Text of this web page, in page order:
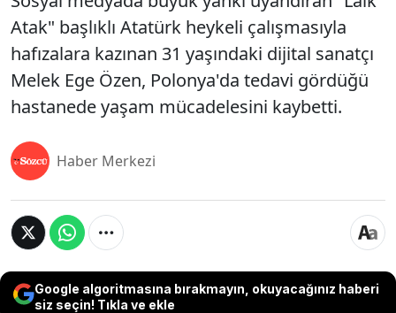
Atak" başlıklı Atatürk heykeli çalışmasıyla
hafızalara kazınan 31 yaşındaki dijital sanatçı
Melek Ege Özen, Polonya'da tedavi gördüğü
hastanede yaşam mücadelesini kaybetti.
Haber Merkezi
Google algoritmasına bırakmayın, okuyacağınız haberi
siz seçin! Tıkla ve ekle